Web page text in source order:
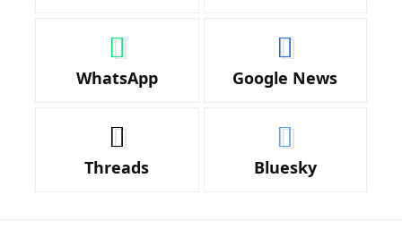
WhatsApp Google News
Threads Bluesky